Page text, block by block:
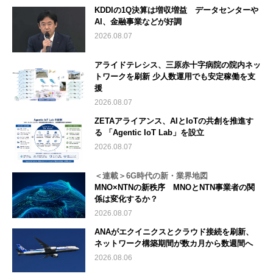
KDDIの1Q決算は増収増益 データセンターや
AI、金融事業などが好調
2026.08.07
アライドテレシス、三原赤十字病院の院内ネッ
トワークを刷新 少人数運用でも安定稼働を支
援
2026.08.07
ZETAアライアンス、AIとIoTの共創を推進す
る 「Agentic IoT Lab」を設立
2026.08.07
＜連載＞6G時代の新・業界地図
MNO×NTNの新秩序 MNOとNTN事業者の関
係は変化するか？
2026.08.07
ANAがエクイニクスとクラウド接続を刷新、
ネットワーク構築期間が数カ月から数週間へ
2026.08.06